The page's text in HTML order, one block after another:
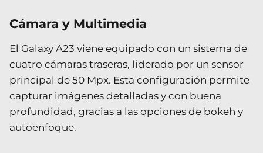
Cámara y Multimedia
El Galaxy A23 viene equipado con un sistema de
cuatro cámaras traseras, liderado por un sensor
principal de 50 Mpx. Esta configuración permite
capturar imágenes detalladas y con buena
profundidad, gracias a las opciones de bokeh y
autoenfoque.